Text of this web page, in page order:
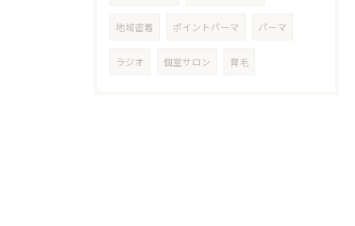
地域密着 ポイントパーマ パーマ
ラジオ 個室サロン 育毛